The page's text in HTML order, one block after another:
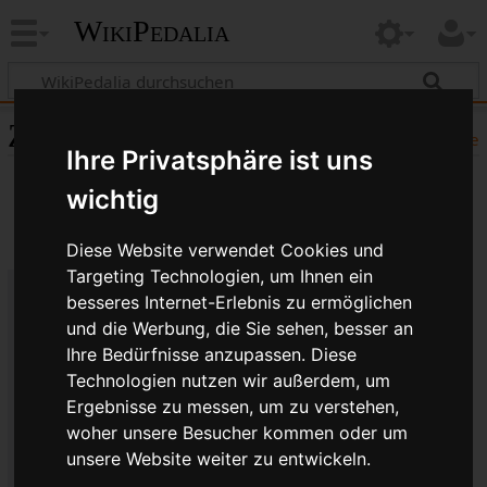
Ihre Privatsphäre ist uns
wichtig
Diese Website verwendet Cookies und
Targeting Technologien, um Ihnen ein
besseres Internet-Erlebnis zu ermöglichen
und die Werbung, die Sie sehen, besser an
Ihre Bedürfnisse anzupassen. Diese
Technologien nutzen wir außerdem, um
Ergebnisse zu messen, um zu verstehen,
woher unsere Besucher kommen oder um
unsere Website weiter zu entwickeln.
WikiPedalia
Hilfe
Zitierhilfe
Bibliografische Angaben für
Schaltwerk und Umwerfer
Seitentitel: Schaltwerk und Umwerfer
Autor(en): WikiPedalia-Bearbeiter
Herausgeber:
WikiPedalia
Zeitpunkt der letzten Bearbeitung: 2. August